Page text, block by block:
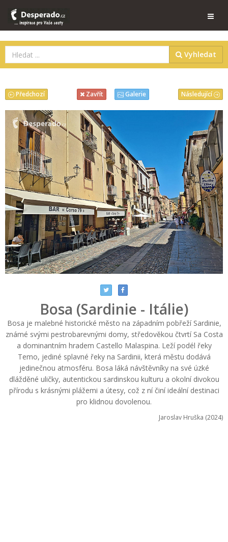
Vyhledat
Následující
Předchozí Zavřít Galerie
Bosa (Sardinie - Itálie)
Bosa je malebné historické město na západním pobřeží Sardinie,
známé svými pestrobarevnými domy, středověkou čtvrtí Sa Costa
a dominantním hradem Castello Malaspina. Leží podél řeky
Temo, jediné splavné řeky na Sardinii, která městu dodává
jedinečnou atmosféru. Bosa láká návštěvníky na své úzké
dlážděné uličky, autentickou sardinskou kulturu a okolní divokou
přírodu s krásnými plážemi a útesy, což z ní činí ideální destinaci
pro klidnou dovolenou.
Jaroslav Hruška (2024)